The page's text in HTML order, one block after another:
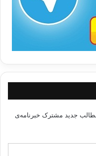
جدید مشترک خبرنامه‌ی